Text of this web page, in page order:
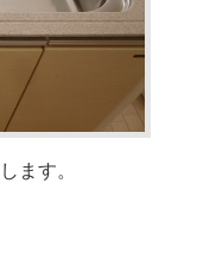
ます。